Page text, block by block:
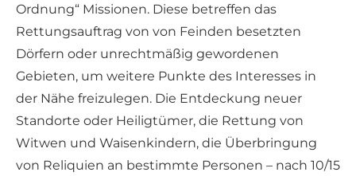
Ordnung“ Missionen. Diese betreffen das
Rettungsauftrag von von Feinden besetzten
Dörfern oder unrechtmäßig gewordenen
Gebieten, um weitere Punkte des Interesses in
der Nähe freizulegen. Die Entdeckung neuer
Standorte oder Heiligtümer, die Rettung von
Witwen und Waisenkindern, die Überbringung
von Reliquien an bestimmte Personen – nach 10/15